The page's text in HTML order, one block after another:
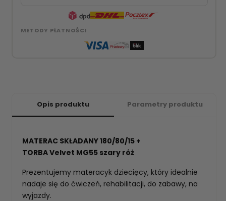
METODY PŁATNOŚCI
Opis produktu Parametry produktu
MATERAC SKŁADANY 180/80/15 +
TORBA Velvet MG55 szary róż
Prezentujemy materacyk dziecięcy, który idealnie
nadaje się do ćwiczeń, rehabilitacji, do zabawy, na
wyjazdy.